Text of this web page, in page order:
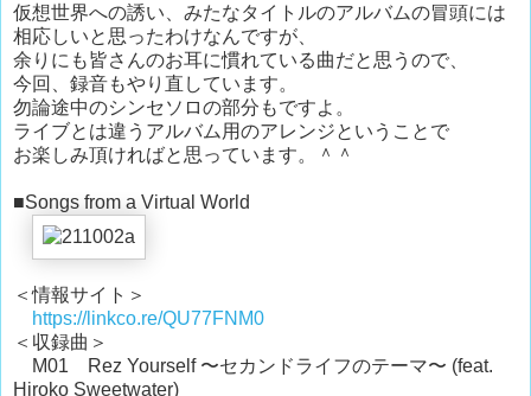
仮想世界への誘い、みたなタイトルのアルバムの冒頭には
相応しいと思ったわけなんですが、
余りにも皆さんのお耳に慣れている曲だと思うので、
今回、録音もやり直しています。
勿論途中のシンセソロの部分もですよ。
ライブとは違うアルバム用のアレンジということで
お楽しみ頂ければと思っています。＾＾
■Songs from a Virtual World
＜情報サイト＞
https://linkco.re/QU77FNM0
＜収録曲＞
M01 Rez Yourself 〜セカンドライフのテーマ〜 (feat.
Hiroko Sweetwater)